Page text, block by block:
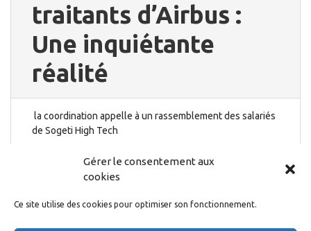
Gérer le consentement aux
cookies
Ce site utilise des cookies pour optimiser son fonctionnement.
traitants d’Airbus :
Une inquiétante
réalité
la coordination appelle à un rassemblement des salariés
de Sogeti High Tech